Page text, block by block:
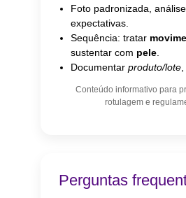
Foto padronizada,
expectativas.
Sequência: tratar
sustentar com pele.
Documentar produto/lote,
Conteúdo informativo para
rotulagem e
Perguntas